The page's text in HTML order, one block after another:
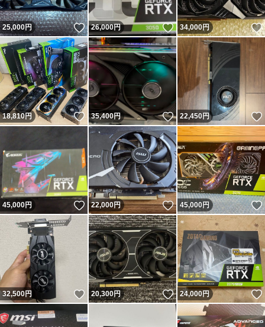
25,000円 いいね！
26,000円 いいね！
34,000円
18,810円 いいね！
35,400円 いいね！
22,450円
45,000円 いいね！
22,000円 いいね！
45,000円
32,500円 いいね！
20,300円 いいね！
24,000円